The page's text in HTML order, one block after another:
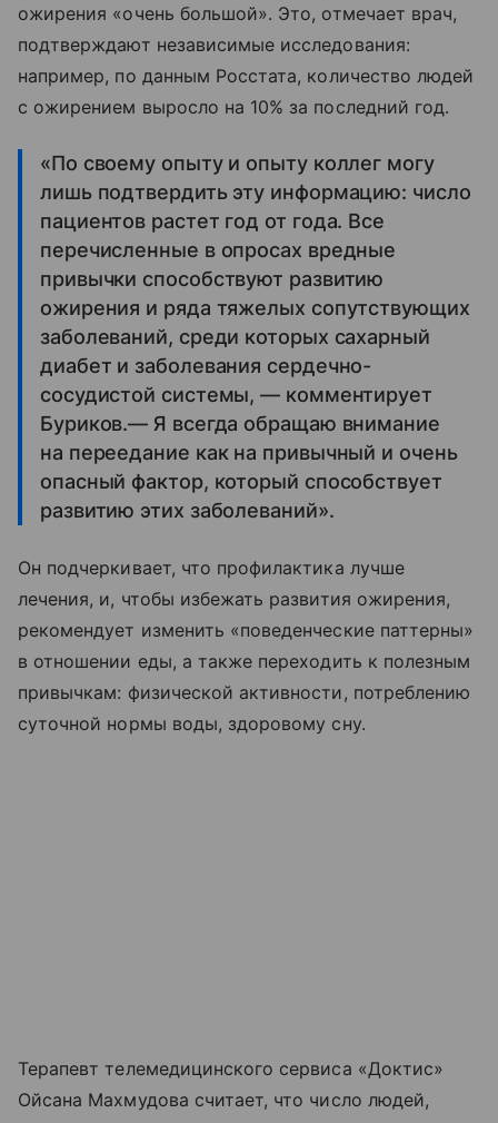
ожирения «очень большой». Это, отмечает врач,
подтверждают независимые исследования:
например, по данным Росстата, количество людей
с ожирением выросло на 10% за последний год.
«По своему опыту и опыту коллег могу
лишь подтвердить эту информацию: число
пациентов растет год от года. Все
перечисленные в опросах вредные
привычки способствуют развитию
ожирения и ряда тяжелых сопутствующих
заболеваний, среди которых сахарный
диабет и заболевания сердечно-
сосудистой системы, — комментирует
Буриков.— Я всегда обращаю внимание
на переедание как на привычный и очень
опасный фактор, который способствует
развитию этих заболеваний».
Он подчеркивает, что профилактика лучше
лечения, и, чтобы избежать развития ожирения,
рекомендует изменить «поведенческие паттерны»
в отношении еды, а также переходить к полезным
привычкам: физической активности, потреблению
суточной нормы воды, здоровому сну.
Терапевт телемедицинского сервиса «Доктис»
Ойсана Махмудова считает, что число людей,